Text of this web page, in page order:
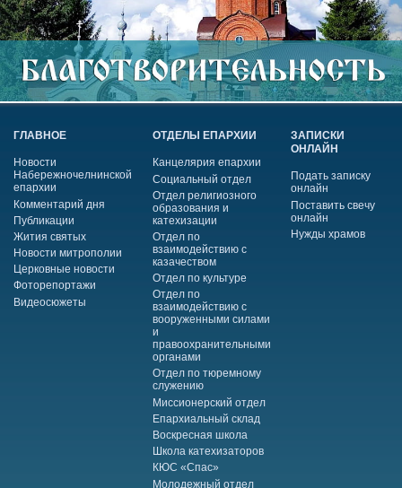
ГЛАВНОЕ
Новости
Набережночелнинской
епархии
Комментарий дня
Публикации
Жития святых
Новости митрополии
Церковные новости
Фоторепортажи
Видеосюжеты
ОТДЕЛЫ ЕПАРХИИ
Канцелярия епархии
Социальный отдел
Отдел религиозного
образования и
катехизации
Отдел по
взаимодействию с
казачеством
Отдел по культуре
Отдел по
взаимодействию с
вооруженными силами
и
правоохранительными
органами
Отдел по тюремному
служению
Миссионерский отдел
Епархиальный склад
Воскресная школа
Школа катехизаторов
КЮС «Спас»
Молодежный отдел
ЗАПИСКИ
ОНЛАЙН
Подать записку
онлайн
Поставить свечу
онлайн
Нужды храмов